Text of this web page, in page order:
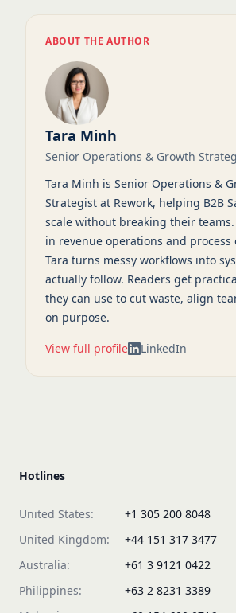
ABOUT THE AUTHOR
Tara Minh
Senior Operations & Growth
Tara Minh is Senior Operations &
Strategist at Rework, helping B2B
scale without breaking their teams.
in revenue operations and
Tara turns messy workflows into
actually follow. Readers get
they can use to cut waste, align
on purpose.
View full profile LinkedIn
Hotlines
United States:
+1 305 200 8048
United Kingdom:
+44 151 317 3477
Australia:
+61 3 9121 0422
Philippines:
+63 2 8231 3389